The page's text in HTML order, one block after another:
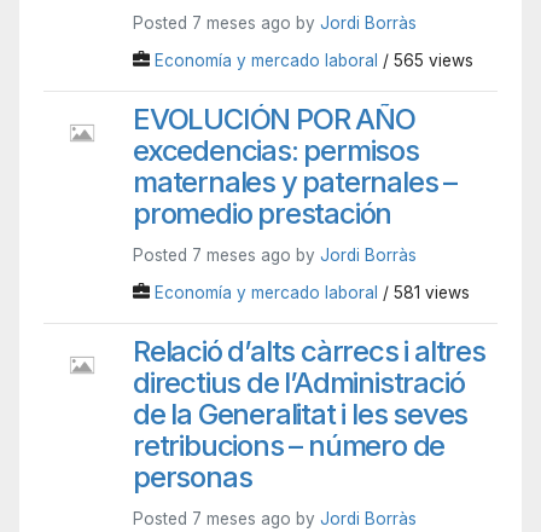
Posted 7 meses ago by Jordi Borràs
Economía y mercado laboral / 565 views
EVOLUCIÓN POR AÑO
excedencias: permisos
maternales y paternales –
promedio prestación
Posted 7 meses ago by Jordi Borràs
Economía y mercado laboral / 581 views
Relació d’alts càrrecs i altres
directius de l’Administració
de la Generalitat i les seves
retribucions – número de
personas
Posted 7 meses ago by Jordi Borràs